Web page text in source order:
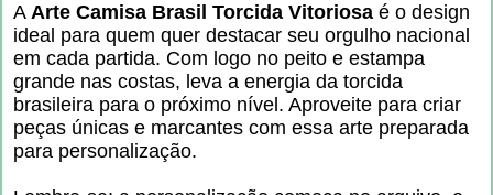
A Arte Camisa Brasil Torcida Vitoriosa é o design
ideal para quem quer destacar seu orgulho nacional
em cada partida. Com logo no peito e estampa
grande nas costas, leva a energia da torcida
brasileira para o próximo nível. Aproveite para criar
peças únicas e marcantes com essa arte preparada
para personalização.